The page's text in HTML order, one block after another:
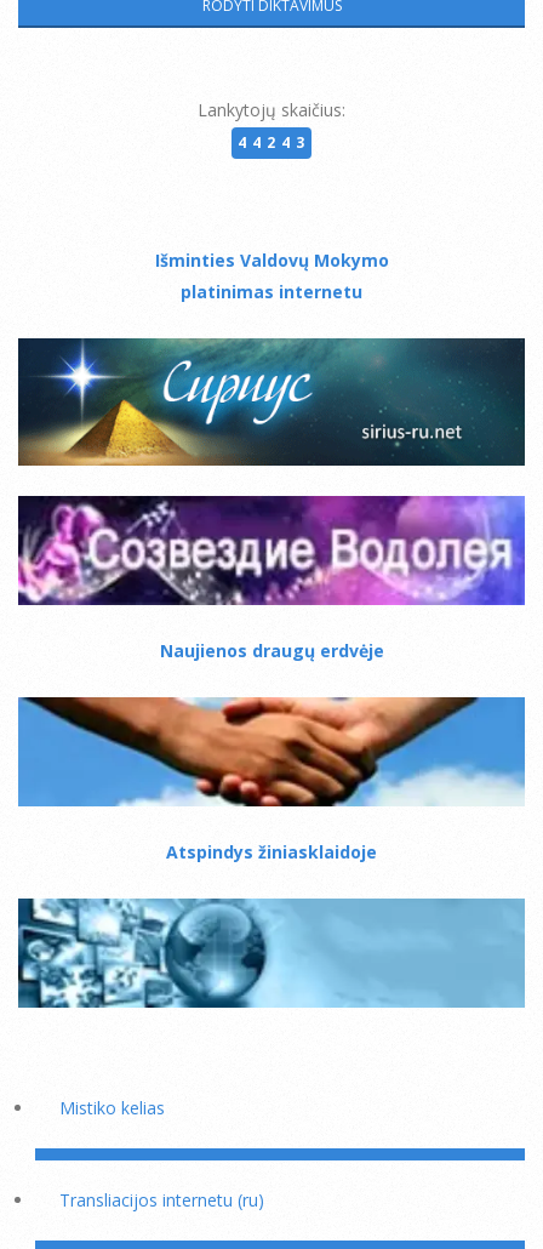
Lankytojų skaičius:
44243
Išminties Valdovų Mokymo
platinimas internetu
Naujienos draugų erdvėje
Atspindys žiniasklaidoje
Mistiko kelias
Transliacijos internetu (ru)